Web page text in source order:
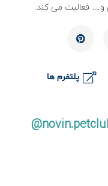
و… فعالیت می کند.
پلتفرم ها